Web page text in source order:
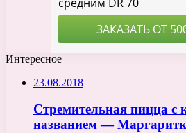
Интересное
23.08.2018
Стремительная пицца с
названием —